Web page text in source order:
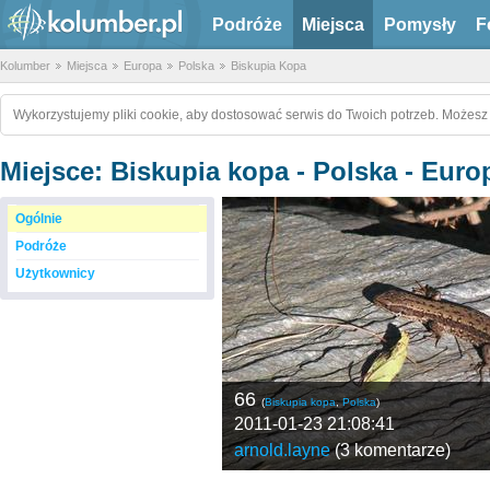
Podróże Miejsca Pomysły
Kolumber Miejsca Europa Polska Biskupia Kopa
Wykorzystujemy pliki cookie, aby dostosować serwis do Twoich potrzeb.
Miejsce: Biskupia kopa - Polska -
Ogólnie
Podróże
Użytkownicy
66 (Biskupia kopa,Polska)
2011-01-23 21:08:41
arnold.layne(3 komentarze)